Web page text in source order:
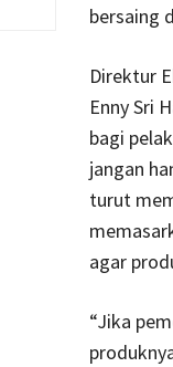
bersaing
Direktur
Enny Sri
bagi
jangan
turut
agar
“Jika